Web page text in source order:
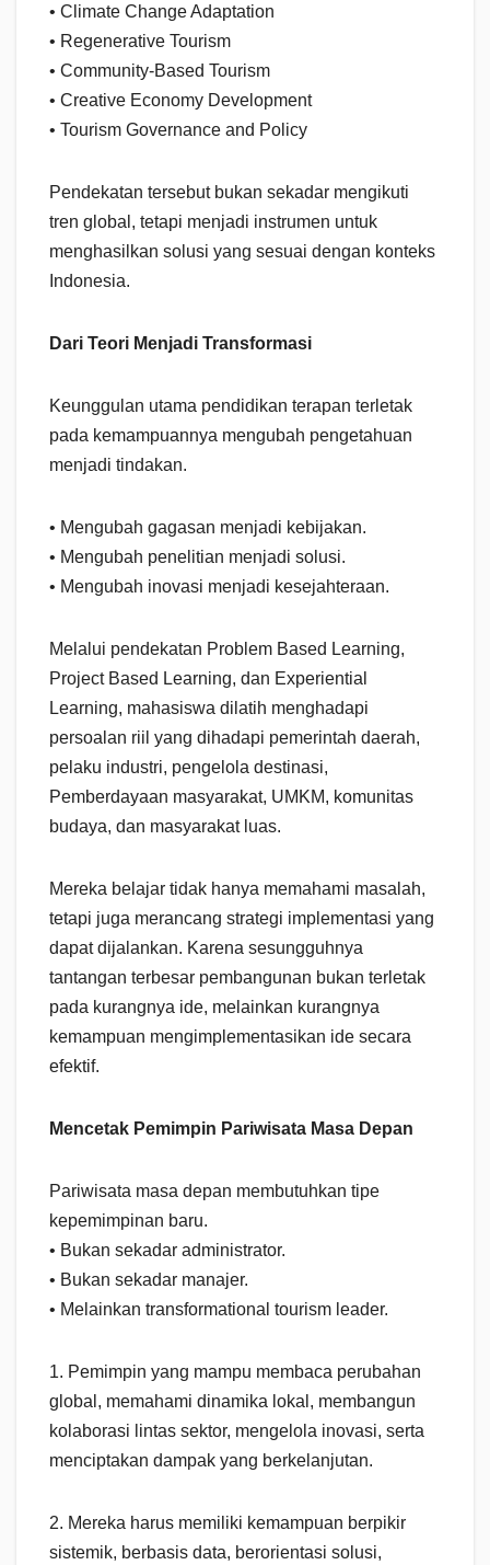
• Climate Change Adaptation
• Regenerative Tourism
• Community-Based Tourism
• Creative Economy Development
• Tourism Governance and Policy
Pendekatan tersebut bukan sekadar mengikuti
tren global, tetapi menjadi instrumen untuk
menghasilkan solusi yang sesuai dengan konteks
Indonesia.
Dari Teori Menjadi Transformasi
Keunggulan utama pendidikan terapan terletak
pada kemampuannya mengubah pengetahuan
menjadi tindakan.
• Mengubah gagasan menjadi kebijakan.
• Mengubah penelitian menjadi solusi.
• Mengubah inovasi menjadi kesejahteraan.
Melalui pendekatan Problem Based Learning,
Project Based Learning, dan Experiential
Learning, mahasiswa dilatih menghadapi
persoalan riil yang dihadapi pemerintah daerah,
pelaku industri, pengelola destinasi,
Pemberdayaan masyarakat, UMKM, komunitas
budaya, dan masyarakat luas.
Mereka belajar tidak hanya memahami masalah,
tetapi juga merancang strategi implementasi yang
dapat dijalankan. Karena sesungguhnya
tantangan terbesar pembangunan bukan terletak
pada kurangnya ide, melainkan kurangnya
kemampuan mengimplementasikan ide secara
efektif.
Mencetak Pemimpin Pariwisata Masa Depan
Pariwisata masa depan membutuhkan tipe
kepemimpinan baru.
• Bukan sekadar administrator.
• Bukan sekadar manajer.
• Melainkan transformational tourism leader.
1. Pemimpin yang mampu membaca perubahan
global, memahami dinamika lokal, membangun
kolaborasi lintas sektor, mengelola inovasi, serta
menciptakan dampak yang berkelanjutan.
2. Mereka harus memiliki kemampuan berpikir
sistemik, berbasis data, berorientasi solusi,